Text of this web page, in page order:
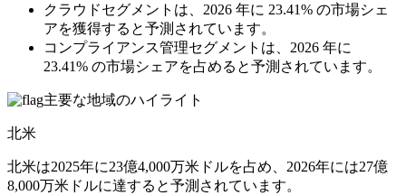
クラウドセグメントは、2026 年に 23.41% の市場シェ
アを獲得すると予測されています。
コンプライアンス管理セグメントは、2026 年に
23.41% の市場シェアを占めると予測されています。
主要な地域のハイライト
北米
北米は2025年に23億4,000万米ドルを占め、2026年には27億
8,000万米ドルに達すると予測されています。